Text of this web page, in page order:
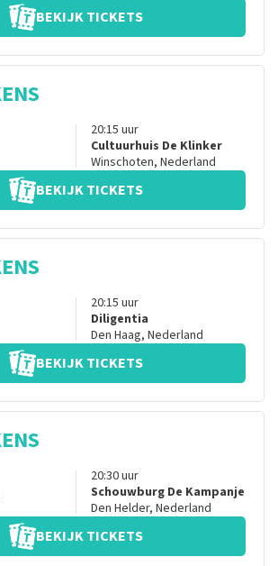
BEKIJK TICKETS
20:15 uur
Cultuurhuis De Klinker
Winschoten, Nederland
BEKIJK TICKETS
20:15 uur
Diligentia
Den Haag, Nederland
BEKIJK TICKETS
20:30uur
Schouwburg De Kampanje
Den Helder, Nederland
BEKIJK TICKETS